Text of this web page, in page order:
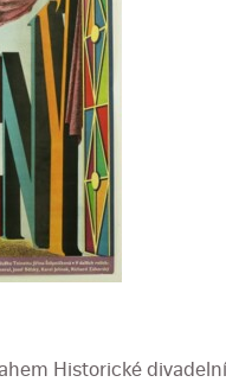
Historické